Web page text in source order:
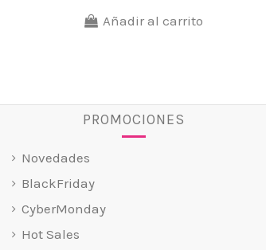
Añadir al carrito
PROMOCIONES
Novedades
BlackFriday
CyberMonday
Hot Sales